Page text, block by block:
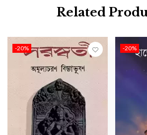
Related
-20% -20%